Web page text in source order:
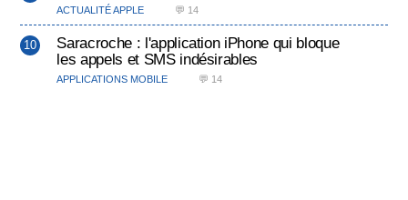
ACTUALITÉ APPLE 💬 14
Saracroche : l'application iPhone qui bloque
les appels et SMS indésirables
APPLICATIONS MOBILE 💬 14